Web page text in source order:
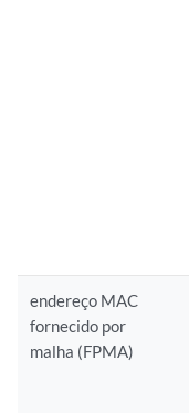
endereço MAC
fornecido por
malha (FPMA)